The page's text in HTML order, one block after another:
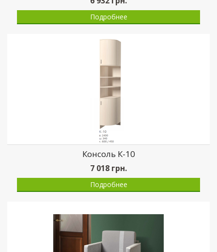
Подробнее
Консоль К-10
7 018 грн.
Подробнее